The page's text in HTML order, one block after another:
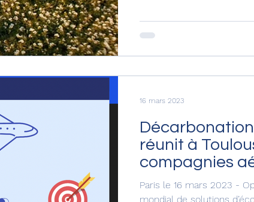
réunit à
compagnies
internationales
Paris le 16 mars 2023 -
mondial de solutions
16 mars 2023